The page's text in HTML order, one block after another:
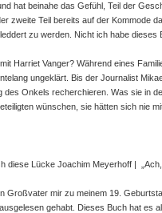
hat beinahe das Gefühl, Teil der
zweite Teil bereits auf der Kommode
zu werden. Nicht ich habe
Harriet Vanger? Während eines
ungeklärt. Bis der Journalist
des Onkels recherchieren. Was sie in
wünschen, sie hätten sich nie
Joachim Meyerhoff
Großvater mir zu meinem 19.
gehabt. Dieses Buch hat es